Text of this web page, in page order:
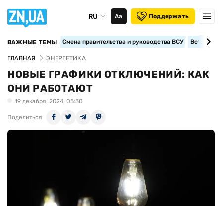
RU Аа Поддержать
ВАЖНЫЕ ТЕМЫ Смена правительства и руководства ВСУ
ГЛАВНАЯ ЭНЕРГЕТИКА
НОВЫЕ ГРАФИКИ ОТКЛЮЧЕНИЙ: КАК
ОНИ РАБОТАЮТ
19 декабря, 2024, 05:30
Поделиться